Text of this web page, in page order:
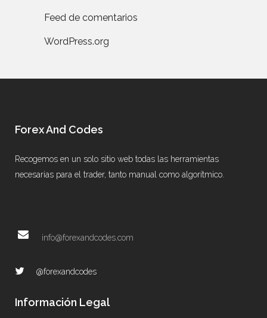
Feed de comentarios
WordPress.org
Forex And Codes
Recogemos en un solo sitio web todas las herramientas
necesarias para el trader, tanto manual como algorítmico.
info@forexandcodes.com
@forexandcodes
Información Legal